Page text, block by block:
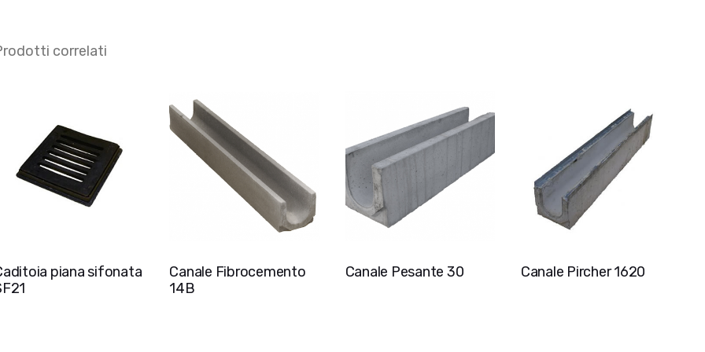
correlati
piana sifonata
Canale Fibrocemento
14B
Canale Pesante 30 Canale Pircher 1620